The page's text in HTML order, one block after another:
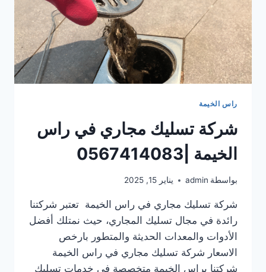
راس الخيمة
شركة تسليك مجاري في راس
الخيمة |0567414083
بواسطة admin يناير 15, 2025
شركة تسليك مجاري في راس الخيمة تعتبر شركتنا
رائدة في مجال تسليك المجاري، حيث نمتلك أفضل
الأدوات والمعدات الحديثة والمتطور بارخص
الاسعار شركة تسليك مجاري في راس الخيمة
شركتنا براس الخيمة متخصصة في خدمات تسليك